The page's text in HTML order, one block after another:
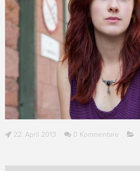
22. April 2013 0 Kommentare